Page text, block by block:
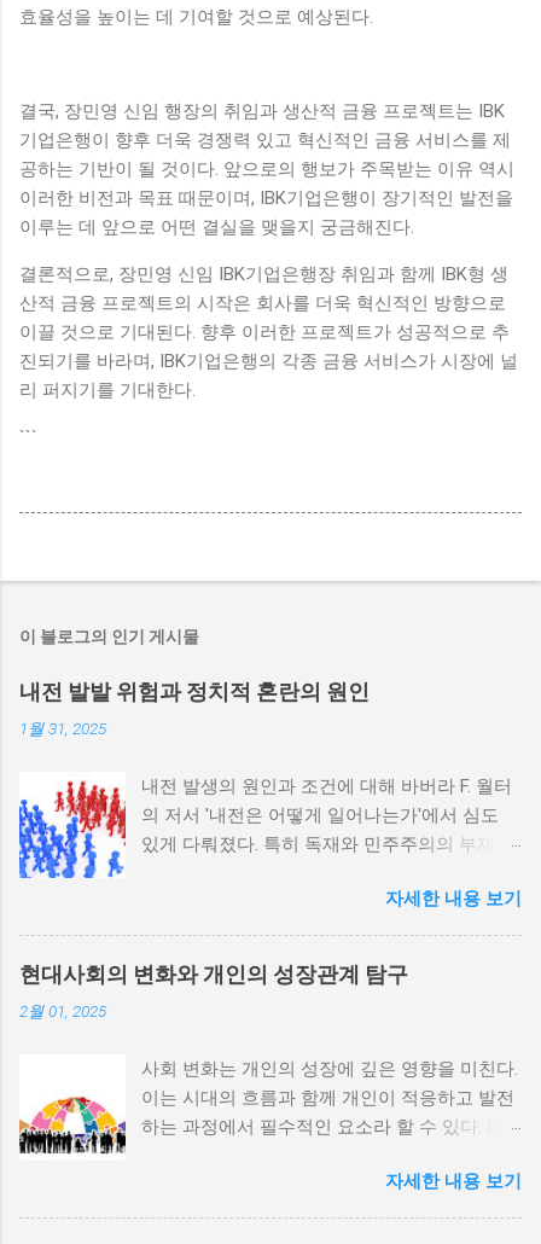
효율성을 높이는 데 기여할 것으로 예상된다.
결국, 장민영 신임 행장의 취임과 생산적 금융 프로젝트는 IBK
기업은행이 향후 더욱 경쟁력 있고 혁신적인 금융 서비스를 제
공하는 기반이 될 것이다. 앞으로의 행보가 주목받는 이유 역시
이러한 비전과 목표 때문이며, IBK기업은행이 장기적인 발전을
이루는 데 앞으로 어떤 결실을 맺을지 궁금해진다.
결론적으로, 장민영 신임 IBK기업은행장 취임과 함께 IBK형 생
산적 금융 프로젝트의 시작은 회사를 더욱 혁신적인 방향으로
이끌 것으로 기대된다. 향후 이러한 프로젝트가 성공적으로 추
진되기를 바라며, IBK기업은행의 각종 금융 서비스가 시장에 널
리 퍼지기를 기대한다.
```
이 블로그의 인기 게시물
내전 발발 위험과 정치적 혼란의 원인
1월 31, 2025
내전 발생의 원인과 조건에 대해 바버라 F. 월터
의 저서 '내전은 어떻게 일어나는가'에서 심도
있게 다뤄졌다. 특히 독재와 민주주의의 부재가
정치적 파벌화와 경제·군사 체제의 불안정성이
내전의 촉매제가 된다는 사실은 우리에게 중요
한 교훈을 준다. 정치적 불안정성과 내전 발발
위험 정치적 불안정성은 내전 발발의 핵심 요인
적 갈등이 심화되고, 이로 인해 내전의 위험이
증가한다. 이와 같은 경우, 국민들은 정부에 대
한 불만을 느끼고, 체제 전복을 위해 무장 세력
역사적으로도 정치적 불안정성이 높은 국가에
서는 종종 내전이 발발했던 예가 많다. 이러한
자세한 내용 보기
현대사회의 변화와 개인의 성장관계 탐구
2월 01, 2025
사회 변화는 개인의 성장에 깊은 영향을 미친다.
이는 시대의 흐름과 함께 개인이 적응하고 발전
하는 과정에서 필수적인 요소라 할 수 있다. 따
탐구하는 것이 필요하다. 사회 변화의 의미와 구
조 사회 변화란 특정 사회의 구조, 문화, 가치관
자세한 내용 보기